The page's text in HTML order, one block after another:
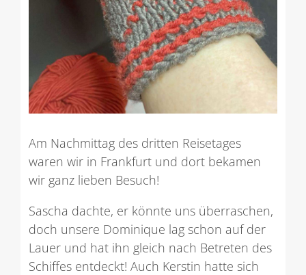
Am Nachmittag des dritten Reisetages
waren wir in Frankfurt und dort bekamen
wir ganz lieben Besuch!
Sascha dachte, er könnte uns überraschen,
doch unsere Dominique lag schon auf der
Lauer und hat ihn gleich nach Betreten des
Schiffes entdeckt! Auch Kerstin hatte sich